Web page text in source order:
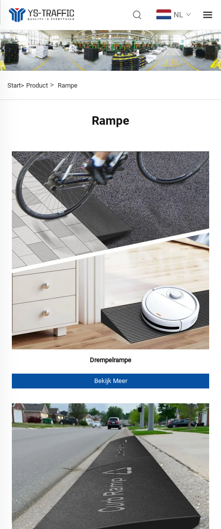
NL
Start> Product > Rampe
Rampe
Drempelrampe
Bekijk Meer